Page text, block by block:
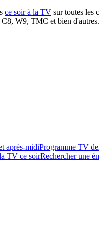
ce soir à la TV sur toutes les
W9, TMC et bien d'autres.
après-midiProgramme TV
TV ce soirRechercher une